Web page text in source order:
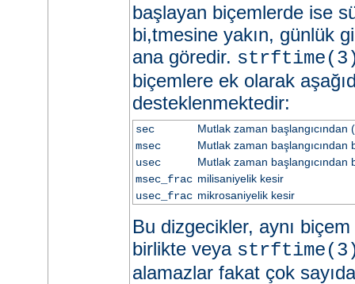
başlayan biçemlerde ise
bi,tmesine yakın, günlük
ana göredir.
biçemlere ek olarak
desteklenmektedir:
sec
Mutlak zaman başlangıcından
msec
Mutlak zaman başlangıcından
usec
Mutlak zaman başlangıcından
msec_frac milisaniyelik kesir
usec_frac mikrosaniyelik kesir
Bu dizgecikler, aynı
birlikte veya
alamazlar fakat çok